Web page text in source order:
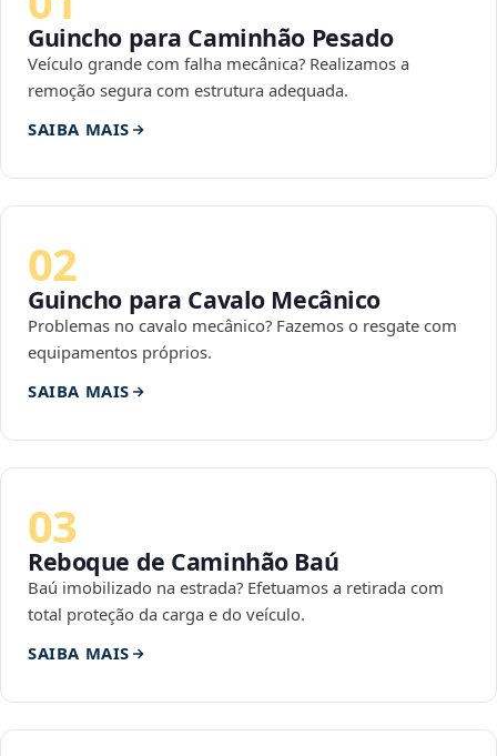
Guincho para Caminhão Pesado
Veículo grande com falha mecânica? Realizamos a
remoção segura com estrutura adequada.
SAIBA MAIS
02
Guincho para Cavalo Mecânico
Problemas no cavalo mecânico? Fazemos o resgate com
equipamentos próprios.
SAIBA MAIS
03
Reboque de Caminhão Baú
Baú imobilizado na estrada? Efetuamos a retirada com
total proteção da carga e do veículo.
SAIBA MAIS